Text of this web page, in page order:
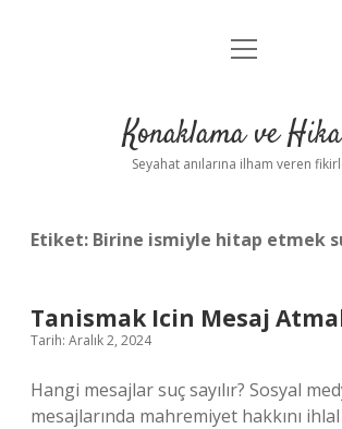
Anasayfa
Yasal Uyarı
menüyü
Konaklama ve
Seyahat anılarına ilham veren
Etiket: Birine ismiyle hitap etmek
Tanismak Icin Mesaj
Tarih: Aralık 2, 2024
Hangi mesajlar suç sayılır? Sosyal
mesajlarında mahremiyet hakkını